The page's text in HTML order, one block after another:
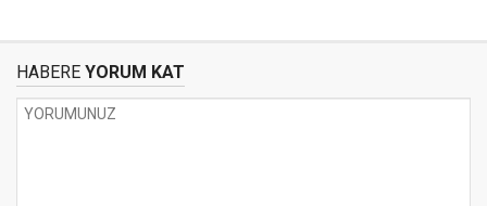
HABERE YORUM KAT